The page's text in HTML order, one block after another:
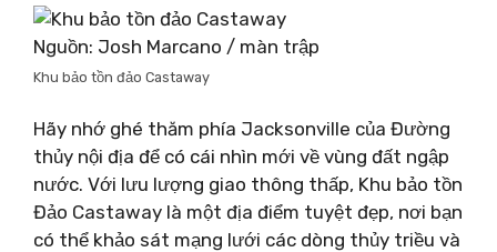
Nguồn: Josh Marcano / màn trập
Khu bảo tồn đảo Castaway
Hãy nhớ ghé thăm phía Jacksonville của Đường
thủy nội địa để có cái nhìn mới về vùng đất ngập
nước. Với lưu lượng giao thông thấp, Khu bảo tồn
Đảo Castaway là một địa điểm tuyệt đẹp, nơi bạn
có thể khảo sát mạng lưới các dòng thủy triều và